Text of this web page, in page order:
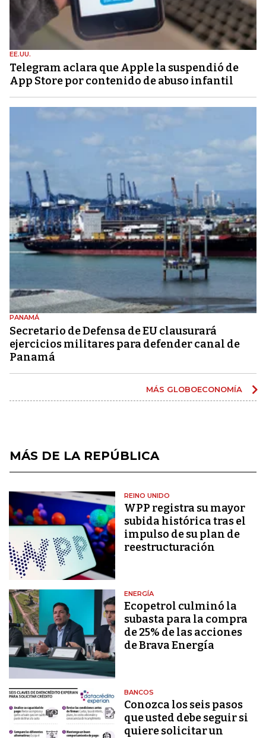
EE.UU.
Telegram aclara que Apple la suspendió de
App Store por contenido de abuso infantil
PANAMÁ
Secretario de Defensa de EU clausurará
ejercicios militares para defender canal de
Panamá
MÁS GLOBOECONOMÍA
MÁS DE LA REPÚBLICA
REINO UNIDO
WPP registra su mayor
subida histórica tras el
impulso de su plan de
reestructuración
ENERGÍA
Ecopetrol culminó la
subasta para la compra
de 25% de las acciones
de Brava Energía
BANCOS
Conozca los seis pasos
que usted debe seguir si
quiere solicitar un